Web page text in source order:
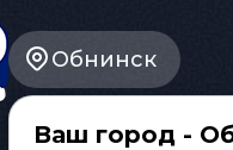
Обнинск
Ваш город -